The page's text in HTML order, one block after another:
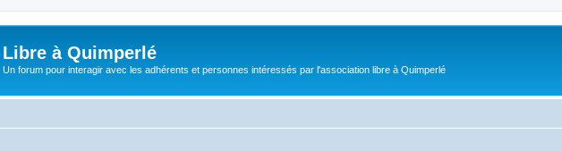
Libre à Quimperlé
Un forum pour interagir avec les adhérents et personnes intéressés par l'association libre à Quimperlé